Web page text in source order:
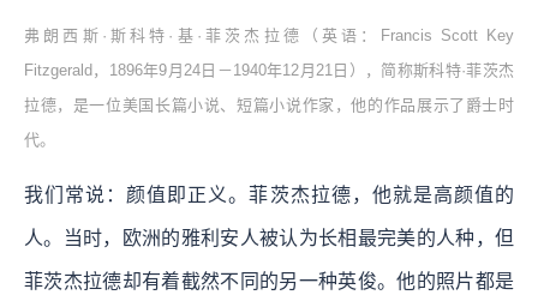
弗朗西斯·斯科特·基·菲茨杰拉德（英语：Francis Scott Key
Fitzgerald，1896年9月24日－1940年12月21日），简称斯科特·菲茨杰
拉德，是一位美国长篇小说、短篇小说作家，他的作品展示了爵士时
代。
我们常说：颜值即正义。菲茨杰拉德，他就是高颜值的
人。当时，欧洲的雅利安人被认为长相最完美的人种，但
菲茨杰拉德却有着截然不同的另一种英俊。他的照片都是